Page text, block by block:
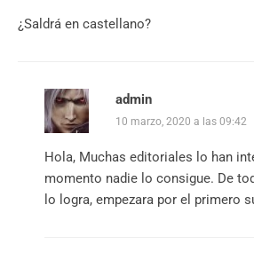
¿Saldrá en castellano?
admin
10 marzo, 2020 a las 09:42
Hola, Muchas editoriales lo han
momento nadie lo consigue. De
lo logra, empezara por el primero